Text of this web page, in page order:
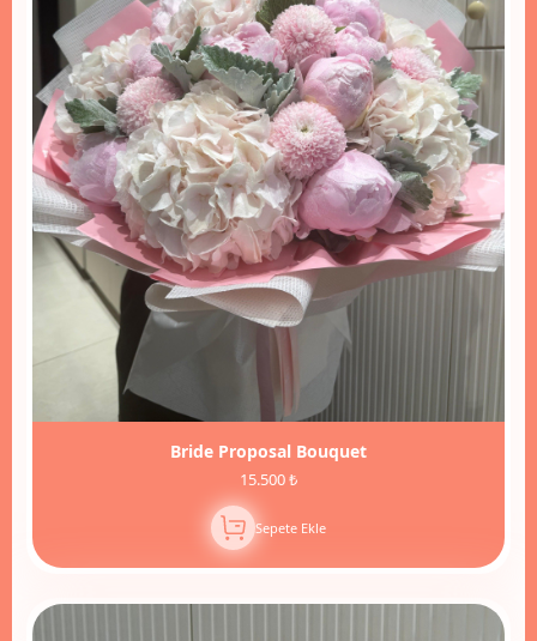
Bride Proposal Bouquet
15.500 ₺
Sepete Ekle